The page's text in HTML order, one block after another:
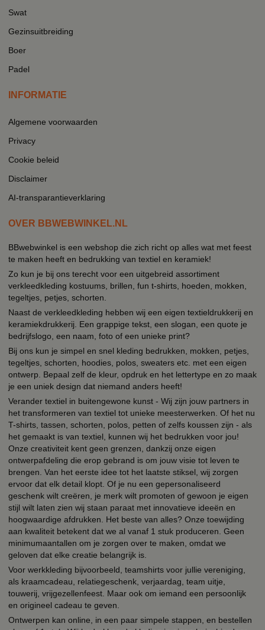
Swat
Gezinsuitbreiding
Boer
Padel
INFORMATIE
Algemene voorwaarden
Privacy
Cookie beleid
Disclaimer
AI-transparantieverklaring
OVER BBWEBWINKEL.NL
BBwebwinkel is een webshop die zich richt op alles wat met feest
te maken heeft en bedrukking van textiel en keramiek!
Zo kun je bij ons terecht voor een uitgebreid assortiment
verkleedkleding kostuums, brillen, fun t-shirts, hoeden, mokken,
tegeltjes, petjes, schorten.
Naast de verkleedkleding hebben wij een eigen textieldrukkerij en
keramiekdrukkerij. Een grappige tekst, een slogan, een quote je
bedrijfslogo, een naam, foto of een unieke print?
Bij ons kun je simpel en snel kleding bedrukken, mokken, petjes,
tegeltjes, schorten, hoodies, polos, sweaters etc. met een eigen
ontwerp. Bepaal zelf de kleur, opdruk en het lettertype en zo maak
je een uniek design dat niemand anders heeft!
Verander textiel in buitengewone kunst - Wij zijn jouw partners in
het transformeren van textiel tot unieke meesterwerken. Of het nu
T-shirts, tassen, schorten, polos, petten of zelfs koussen zijn - als
het gemaakt is van textiel, kunnen wij het bedrukken voor jou!
Onze creativiteit kent geen grenzen, dankzij onze eigen
ontwerpafdeling die erop gebrand is om jouw visie tot leven te
brengen. Van het eerste idee tot het laatste stiksel, wij zorgen
ervoor dat elk detail klopt. Of je nu een gepersonaliseerd
geschenk wilt creëren, je merk wilt promoten of gewoon je eigen
stijl wilt laten zien wij staan paraat met innovatieve ideeën en
hoogwaardige afdrukken. Het beste van alles? Onze toewijding
aan kwaliteit betekent dat we al vanaf 1 stuk produceren. Geen
minimumaantallen om je zorgen over te maken, omdat we
geloven dat elke creatie belangrijk is.
Voor werkkleding bijvoorbeeld, teamshirts voor jullie vereniging,
als kraamcadeau, relatiegeschenk, verjaardag, team uitje,
touwerij, vrijgezellenfeest. Maar ook om iemand een persoonlijk
en origineel cadeau te geven.
Ontwerpen kan online, in een paar simpele stappen, en bestellen